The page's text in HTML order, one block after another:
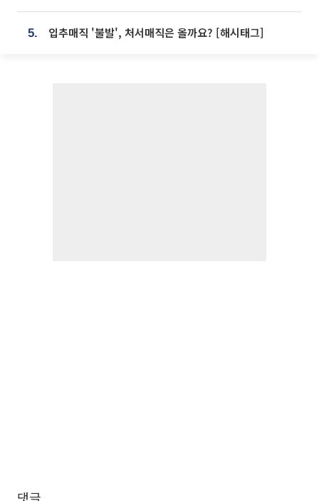
5. 입추매직 '불발', 처서매직은 올까요? [해시태그]